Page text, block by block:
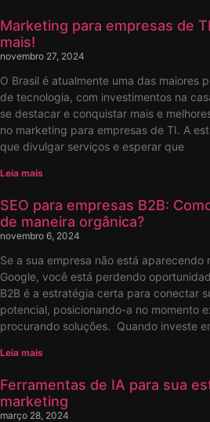
Marketing para empresas de
mais!
novembro 27, 2024
O Brasil é atualmente uma das maiores
de tecnologia, com investimentos na
se destacar e conquistar mais e
no marketing para empresas de TI. A
que divulgar serviços e esperar que
Leia mais
SEO para empresas B2B:
de maneira orgânica?
novembro 6, 2024
Se a sua empresa não está aparecendo
Google, você está perdendo
B2B é a estratégia certa para conectar
potencial, posicionando-a no momento
procurando soluções. Quando investe
Leia mais
Ferramentas de IA para sua
marketing
março 28, 2024